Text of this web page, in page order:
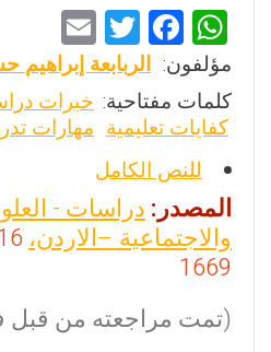
W
h
at
s
A
p
p
F
a
ce
b
o
o
k
T
wi
tt
er
m
ai
l
مؤلفون: الربابعة إبراهيم
كلمات مفتاحية: خبرات
كفايات تعليمية مهارات
للنص الكامل
المصدر:دراسات -
والاجتماعية –الاردن،
1669
(تمت مراجعته من قبل